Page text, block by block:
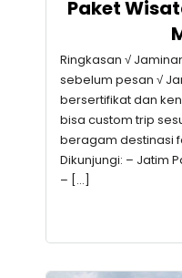
Paket
Ringkasan √
sebelum pesan √
bersertifikat dan
bisa custom trip
beragam destinasi
Dikunjungi: – Jatim
– […]